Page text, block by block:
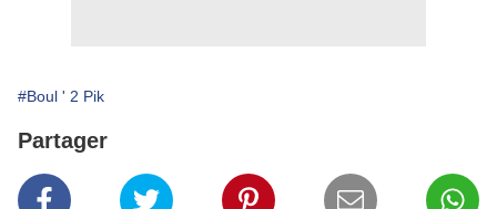
#Boul ' 2 Pik
Partager